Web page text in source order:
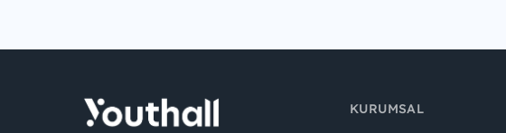
KURUMSAL